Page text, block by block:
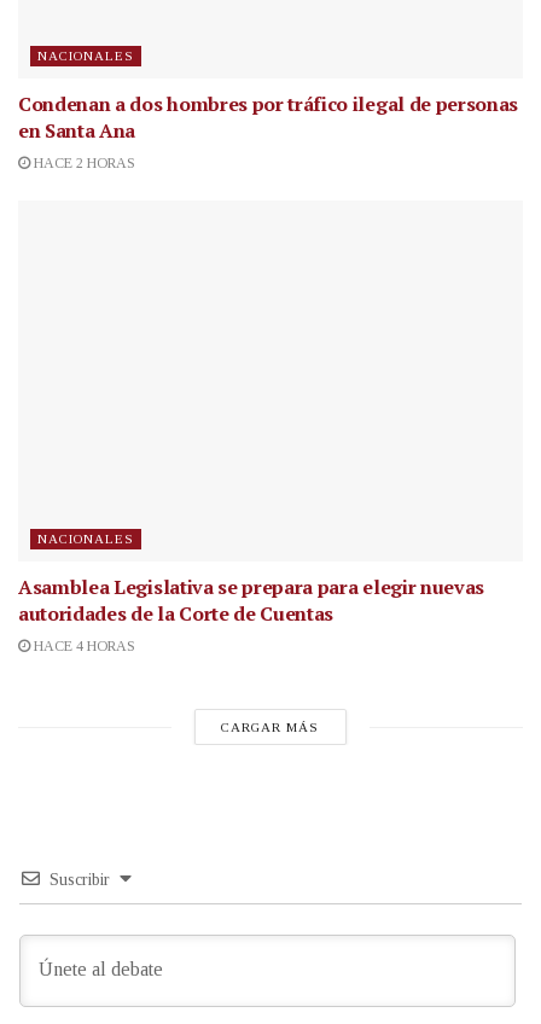
NACIONALES
Condenan a dos hombres por tráfico ilegal de personas
en Santa Ana
HACE 2 HORAS
NACIONALES
Asamblea Legislativa se prepara para elegir nuevas
autoridades de la Corte de Cuentas
HACE 4 HORAS
CARGAR MÁS
Suscribir